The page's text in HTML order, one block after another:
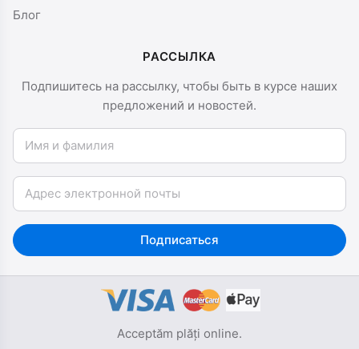
Блог
РАССЫЛКА
Подпишитесь на рассылку, чтобы быть в курсе наших
предложений и новостей.
Имя и фамилия
Email
Подписаться
Acceptăm plăți online.